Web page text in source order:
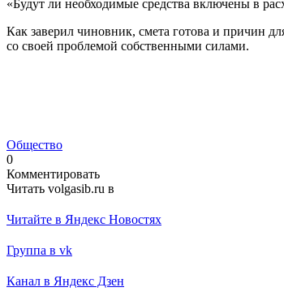
«Будут ли необходимые средства включены в
Как заверил чиновник, смета готова и причин
со своей проблемой собственными силами.
Общество
0
Комментировать
Читать volgasib.ru в
Читайте в Яндекс Новостях
Группа в vk
Канал в Яндекс Дзен